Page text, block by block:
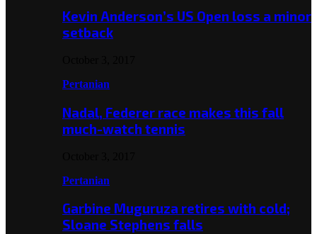
Kevin Anderson’s US Open loss a minor
setback
Pertanian
Nadal, Federer race makes this fall
much-watch tennis
Pertanian
Garbine Muguruza retires with cold;
Sloane Stephens falls